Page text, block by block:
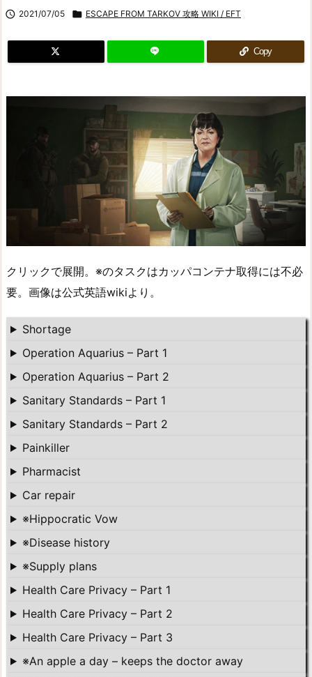
 2021/07/05  ESCAPE FROM TARKOV 攻略 WIKI / EFT
Copy
クリックで展開。※のタスクはカッパコンテナ取得には不必
要。画像は公式英語wikiより。
Shortage
Operation Aquarius – Part 1
Operation Aquarius – Part 2
Sanitary Standards – Part 1
Sanitary Standards – Part 2
Painkiller
Pharmacist
Car repair
※Hippocratic Vow
※Disease history
※Supply plans
Health Care Privacy – Part 1
Health Care Privacy – Part 2
Health Care Privacy – Part 3
※An apple a day – keeps the doctor away